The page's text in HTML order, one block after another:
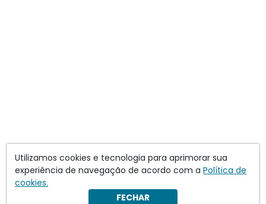
Utilizamos cookies e tecnologia para aprimorar sua
experiência de navegação de acordo com a Política de
cookies.
FECHAR